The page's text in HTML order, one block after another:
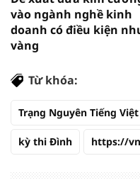
vào ngành nghề kinh
doanh có điều kiện
vàng
Từ khóa:
Trạng Nguyên Tiếng Việt
kỳ thi Đình https://